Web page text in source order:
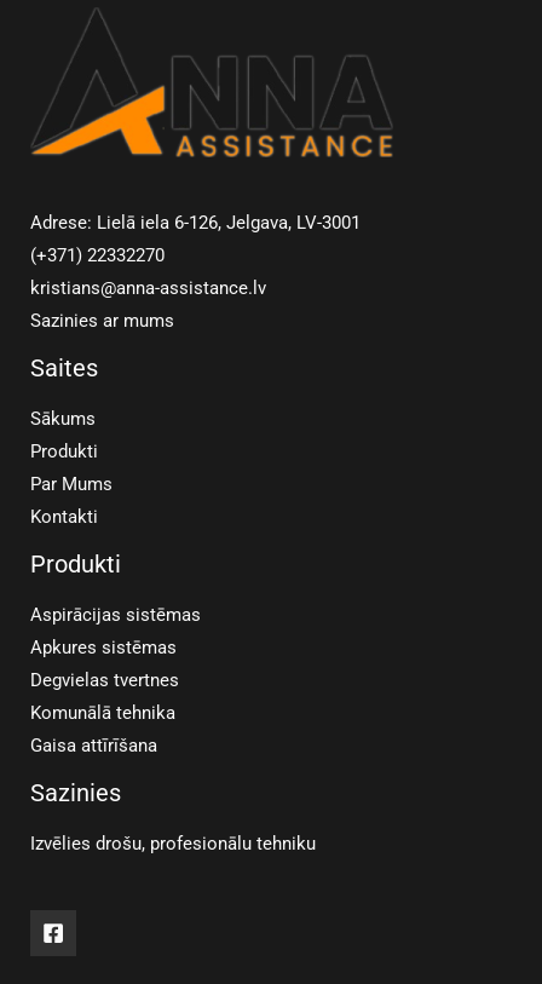
Adrese: Lielā iela 6-126, Jelgava, LV-3001
(+371) 22332270
kristians@anna-assistance.lv
Sazinies ar mums
Saites
Sākums
Produkti
Par Mums
Kontakti
Produkti
Aspirācijas sistēmas
Apkures sistēmas
Degvielas tvertnes
Komunālā tehnika
Gaisa attīrīšana
Sazinies
Izvēlies drošu, profesionālu tehniku